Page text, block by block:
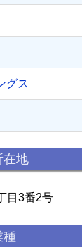
グス
在地
目3番2号
種